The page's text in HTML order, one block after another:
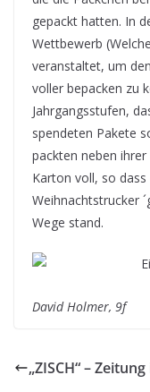
gepackt hatten. In
Wettbewerb
veranstaltet, um
voller bepacken zu
Jahrgangsstufen,
spendeten Pakete
packten neben
Karton voll, so
Weihnachtstrucker
Wege stand.
David Holmer, 9f
„ZISCH“ –